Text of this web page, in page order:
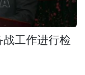
战工作进行检